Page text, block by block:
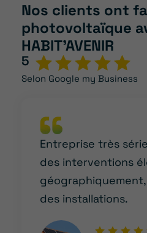
Nos clients ont
photovoltaïque
HABIT’AVENIR
5
Selon Google my Business
Entreprise très
des interventions
des installations.